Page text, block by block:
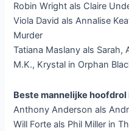
Robin Wright als Claire
Viola David als Annalise
Murder
Tatiana Maslany als Sarah,
M.K., Krystal in Orphan
Beste mannelijke
Anthony Anderson als
Will Forte als Phil Miller in